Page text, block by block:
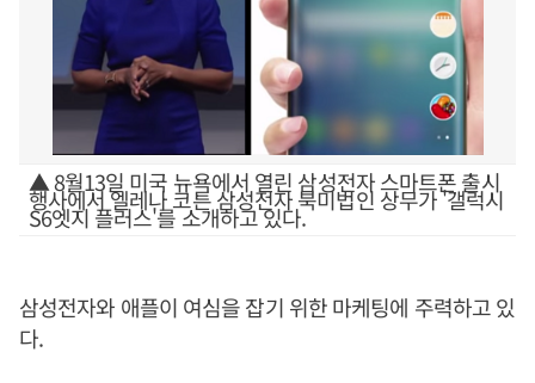
▲ 8월13일 미국 뉴욕에서 열린 삼성전자 스마트폰 출시
행사에서 엘레나 코튼 삼성전자 북미법인 상무가 '갤럭시
S6엣지 플러스'를 소개하고 있다.
삼성전자와 애플이 여심을 잡기 위한 마케팅에 주력하고 있
다.